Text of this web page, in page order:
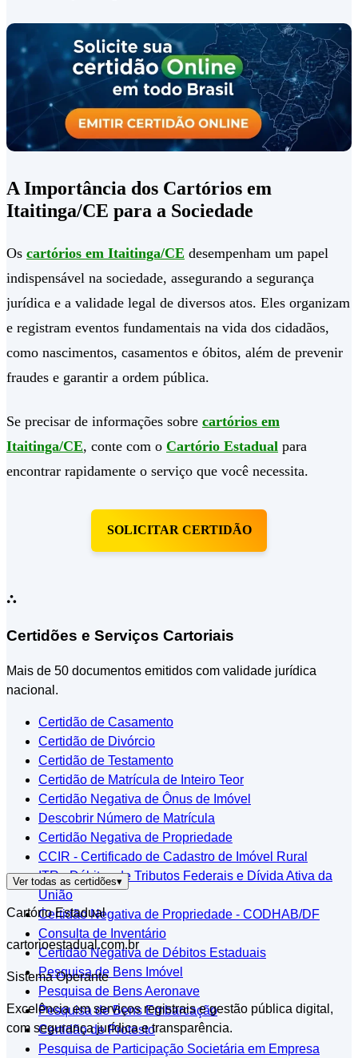
A Importância dos Cartórios em
Itaitinga/CE para a Sociedade
Os cartórios em Itaitinga/CE desempenham um papel
indispensável na sociedade, assegurando a segurança
jurídica e a validade legal de diversos atos. Eles organizam
e registram eventos fundamentais na vida dos cidadãos,
como nascimentos, casamentos e óbitos, além de prevenir
fraudes e garantir a ordem pública.
Se precisar de informações sobre cartórios em
Itaitinga/CE, conte com o Cartório Estadual para
encontrar rapidamente o serviço que você necessita.
SOLICITAR CERTIDÃO
⛬
Certidões e Serviços Cartoriais
Mais de 50 documentos emitidos com validade jurídica
nacional.
Certidão de Casamento
Certidão de Divórcio
Certidão de Testamento
Certidão de Matrícula de Inteiro Teor
Certidão Negativa de Ônus de Imóvel
Descobrir Número de Matrícula
Certidão Negativa de Propriedade
CCIR - Certificado de Cadastro de Imóvel Rural
ITR - Débitos de Tributos Federais e Dívida Ativa da
União
Certidão Negativa de Propriedade - CODHAB/DF
Consulta de Inventário
Certidão Negativa de Débitos Estaduais
Pesquisa de Bens Imóvel
Pesquisa de Bens Aeronave
Pesquisa de Bens Embarcação
Certidão de Protesto
Pesquisa de Participação Societária em Empresa
Ver todas as certidões▾
Cartório Estadual
cartorioestadual.com.br
Sistema Operante
Excelência em serviços registrais e gestão pública digital,
com segurança jurídica e transparência.